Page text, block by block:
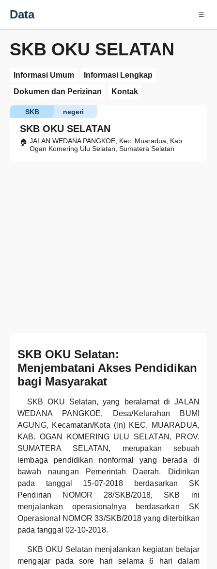
Data ☰
SKB OKU SELATAN
Informasi Umum
Informasi Lengkap
Dokumen dan Perizinan
Kontak
SKB OKU SELATAN
negeri
SKB
JALAN WEDANA PANGKOE, Kec. Muaradua, Kab.
Ogan Komering Ulu Selatan, Sumatera Selatan
SKB OKU Selatan:
Menjembatani Akses Pendidikan
bagi Masyarakat
SKB OKU Selatan, yang beralamat di JALAN
WEDANA PANGKOE, Desa/Kelurahan BUMI
AGUNG, Kecamatan/Kota (ln) KEC. MUARADUA,
KAB. OGAN KOMERING ULU SELATAN, PROV.
SUMATERA SELATAN, merupakan sebuah
lembaga pendidikan nonformal yang berada di
bawah naungan Pemerintah Daerah. Didirikan
pada tanggal 15-07-2018 berdasarkan SK
Pendirian NOMOR 28/SKB/2018, SKB ini
menjalankan operasionalnya berdasarkan SK
Operasional NOMOR 33/SKB/2018 yang diterbitkan
pada tanggal 02-10-2018.
SKB OKU Selatan menjalankan kegiatan belajar
mengajar pada sore hari selama 6 hari dalam